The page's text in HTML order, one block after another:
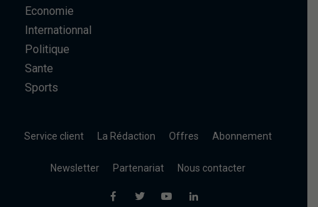
Economie
Internationnal
Politique
Sante
Sports
Service client La Rédaction Offres Abonnement
Newsletter Partenariat Nous contacter